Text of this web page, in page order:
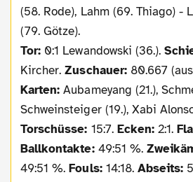
(58. Rode), Lahm (69. Thiago) -
(79. Götze).
Tor: 0:1 Lewandowski (36.).
Kircher.Zuschauer:80.667
Karten: Aubameyang (21.),
Schweinsteiger (19.), Xabi
Torschüsse: 15:7. Ecken:2:1.
Ballkontakte:49:51 %.
49:51 %.Fouls:14:18. Abseits: